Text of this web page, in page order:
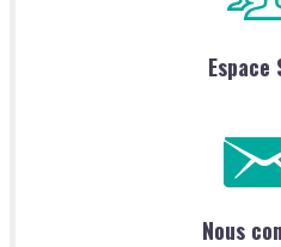
Espace
Nous